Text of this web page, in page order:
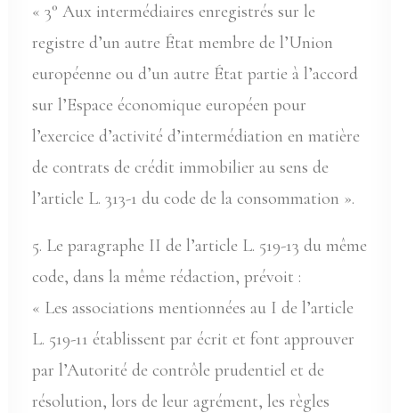
« 3° Aux intermédiaires enregistrés sur le
registre d’un autre État membre de l’Union
européenne ou d’un autre État partie à l’accord
sur l’Espace économique européen pour
l’exercice d’activité d’intermédiation en matière
de contrats de crédit immobilier au sens de
l’article L. 313-1 du code de la consommation ».
5. Le paragraphe II de l’article L. 519-13 du même
code, dans la même rédaction, prévoit :
« Les associations mentionnées au I de l’article
L. 519-11 établissent par écrit et font approuver
par l’Autorité de contrôle prudentiel et de
résolution, lors de leur agrément, les règles